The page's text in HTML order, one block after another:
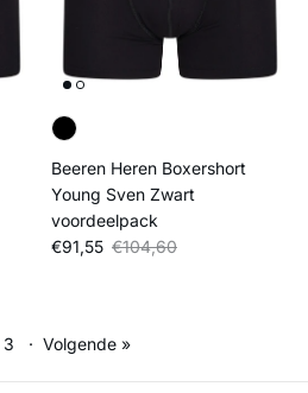
Beeren Heren Boxershort
Young Sven Zwart
voordeelpack
Verkoopprijs
€91,55 Reguliere prijs
€104,60
3 · Volgende »